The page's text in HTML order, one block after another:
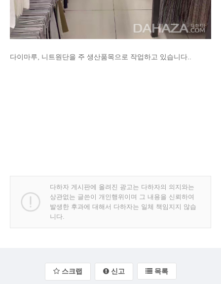
다이마루, 니트원단을 주 생산품목으로 작업하고 있습니다..
다하자 게시판에 올려진 광고는 다하자의 의지와는
상관없는 글쓴이 개인행위이며 그 내용을 신뢰하여
발생한 후과에 대해서 다하자는 일체 책임지지 않습
니다.
스크랩 신고 목록